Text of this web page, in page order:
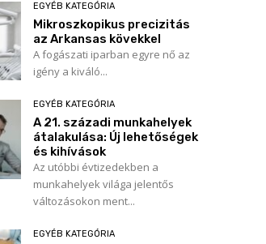
EGYÉB KATEGÓRIA
Mikroszkopikus precizitás
az Arkansas kövekkel
A fogászati iparban egyre nő az
igény a kiváló...
EGYÉB KATEGÓRIA
A 21. századi munkahelyek
átalakulása: Új lehetőségek
és kihívások
Az utóbbi évtizedekben a
munkahelyek világa jelentős
változásokon ment...
EGYÉB KATEGÓRIA